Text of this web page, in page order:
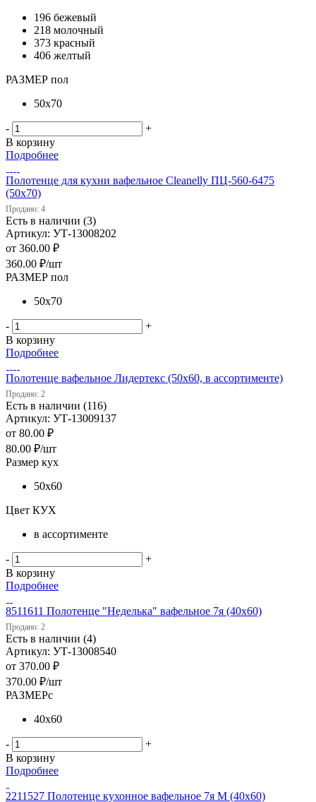
196 бежевый
218 молочный
373 красный
406 желтый
РАЗМЕР пол
50х70
-
+
В корзину
Подробнее
Полотенце для кухни вафельное Cleanelly ПЦ-560-6475
(50х70)
Продано: 4
Есть в наличии (3)
Артикул: УТ-13008202
от 360.00 ₽
360.00 ₽/шт
РАЗМЕР пол
50х70
-
+
В корзину
Подробнее
Полотенце вафельное Лидертекс (50х60, в ассортименте)
Продано: 2
Есть в наличии (116)
Артикул: УТ-13009137
от 80.00 ₽
80.00 ₽/шт
Размер кух
50х60
Цвет КУХ
в ассортименте
-
+
В корзину
Подробнее
8511611 Полотенце "Неделька" вафельное 7я (40х60)
Продано: 2
Есть в наличии (4)
Артикул: УТ-13008540
от 370.00 ₽
370.00 ₽/шт
РАЗМЕРс
40х60
-
+
В корзину
Подробнее
2211527 Полотенце кухонное вафельное 7я М (40х60)